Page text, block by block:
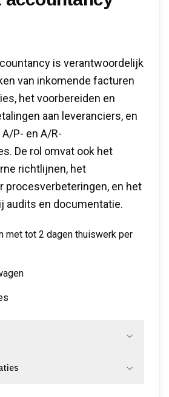
is verantwoordelijk
van inkomende facturen
het voorbereiden en
aan leveranciers, en
P- en A/R-
De rol omvat ook het
richtlijnen, het
procesverbeteringen, en het
audits en documentatie.
met tot 2 dagen thuiswerk per